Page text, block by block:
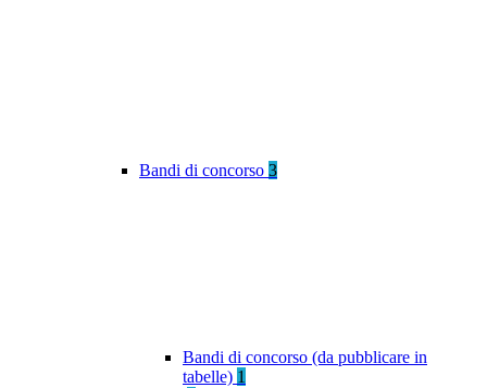
Bandi di concorso 3
Bandi di concorso (da pubblicare in
tabelle) 1